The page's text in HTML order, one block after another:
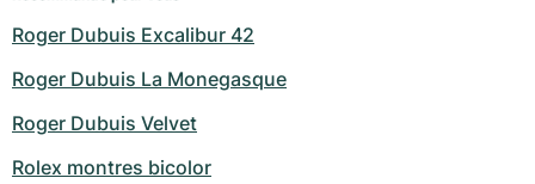
Roger Dubuis Excalibur 42
Roger Dubuis La Monegasque
Roger Dubuis Velvet
Rolex montres bicolor